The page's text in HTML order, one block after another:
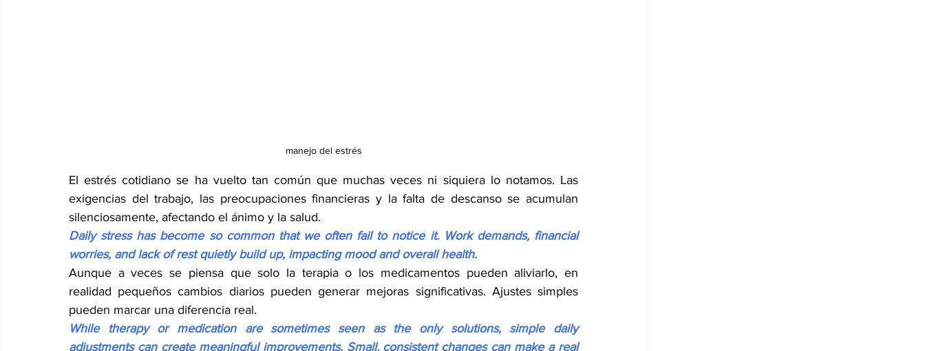
manejo del estrés
El estrés cotidiano se ha vuelto tan común que muchas veces ni siquiera lo notamos. Las
exigencias del trabajo, las preocupaciones financieras y la falta de descanso se acumulan
silenciosamente, afectando el ánimo y la salud.
Daily stress has become so common that we often fail to notice it. Work demands, financial
worries, and lack of rest quietly build up, impacting mood and overall health.
Aunque a veces se piensa que solo la terapia o los medicamentos pueden aliviarlo, en
realidad pequeños cambios diarios pueden generar mejoras significativas. Ajustes simples
pueden marcar una diferencia real.
While therapy or medication are sometimes seen as the only solutions, simple daily
adjustments can create meaningful improvements. Small, consistent changes can make a real